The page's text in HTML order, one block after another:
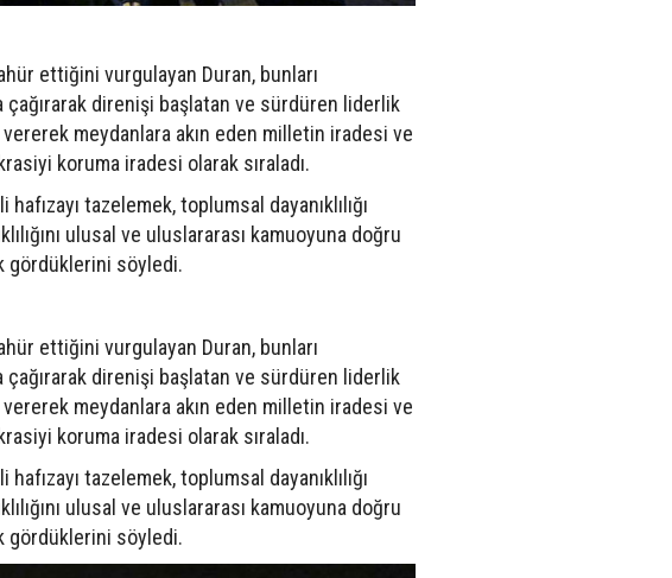
ettiğini vurgulayan Duran, bunları
çağırarak direnişi başlatan ve sürdüren liderlik
meydanlara akın eden milletin iradesi ve
koruma iradesi olarak sıraladı.
tazelemek, toplumsal dayanıklılığı
ulusal ve uluslararası kamuoyuna doğru
gördüklerini söyledi.
ettiğini vurgulayan Duran, bunları
çağırarak direnişi başlatan ve sürdüren liderlik
meydanlara akın eden milletin iradesi ve
koruma iradesi olarak sıraladı.
tazelemek, toplumsal dayanıklılığı
ulusal ve uluslararası kamuoyuna doğru
gördüklerini söyledi.